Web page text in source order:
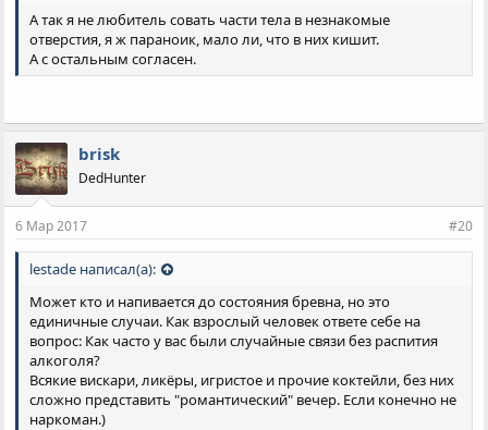
А так я не любитель совать части тела в незнакомые
отверстия, я ж параноик, мало ли, что в них кишит.
А с остальным согласен.
brisk
DedHunter
6 Мар 2017 #20
lestade написал(а):
Может кто и напивается до состояния бревна, но это
единичные случаи. Как взрослый человек ответе себе на
вопрос: Как часто у вас были случайные связи без распития
алкоголя?
Всякие вискари, ликёры, игристое и прочие коктейли, без них
сложно представить "романтический" вечер. Если конечно не
наркоман.)